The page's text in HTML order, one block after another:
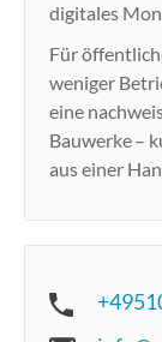
digitales
Für
weniger
eine
Bauwerke –
aus einer